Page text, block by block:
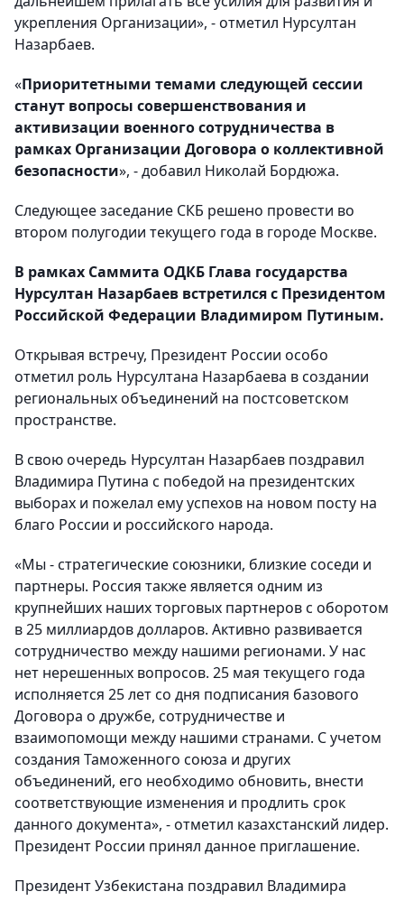
укрепления Организации», - отметил Нурсултан
Назарбаев.
«Приоритетными темами следующей сессии
станут вопросы совершенствования и
активизации военного сотрудничества в
рамках Организации Договора о коллективной
безопасности», - добавил Николай Бордюжа.
Следующее заседание СКБ решено провести во
втором полугодии текущего года в городе Москве.
В рамках Саммита ОДКБ Глава государства
Нурсултан Назарбаев встретился с Президентом
Российской Федерации Владимиром Путиным.
Открывая встречу, Президент России особо
отметил роль Нурсултана Назарбаева в создании
региональных объединений на постсоветском
пространстве.
В свою очередь Нурсултан Назарбаев поздравил
Владимира Путина с победой на президентских
выборах и пожелал ему успехов на новом посту на
благо России и российского народа.
«Мы - стратегические союзники, близкие соседи и
партнеры. Россия также является одним из
крупнейших наших торговых партнеров с оборотом
в 25 миллиардов долларов. Активно развивается
сотрудничество между нашими регионами. У нас
нет нерешенных вопросов. 25 мая текущего года
исполняется 25 лет со дня подписания базового
Договора о дружбе, сотрудничестве и
взаимопомощи между нашими странами. С учетом
создания Таможенного союза и других
объединений, его необходимо обновить, внести
соответствующие изменения и продлить срок
данного документа», - отметил казахстанский лидер.
Президент России принял данное приглашение.
Президент Узбекистана поздравил Владимира